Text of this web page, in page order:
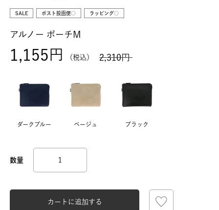
SALE ポスト投函便○ ラッピング○
アルノー ポーチM
2,310
1,155 税込
ダークブルー ベージュ ブラック
カートに追加する